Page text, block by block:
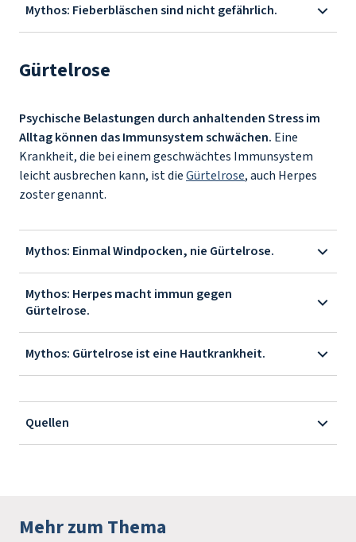
Mythos: Fieberbläschen sind nicht gefährlich.
Gürtelrose
Psychische Belastungen durch anhaltenden Stress im
Alltag können das Immunsystem schwächen. Eine
Krankheit, die bei einem geschwächtes Immunsystem
leicht ausbrechen kann, ist dieGürtelrose, auch Herpes
zoster genannt.
Mythos: Einmal Windpocken, nie Gürtelrose.
Mythos: Herpes macht immun gegen
Gürtelrose.
Mythos: Gürtelrose ist eine Hautkrankheit.
Quellen
Mehr zum Thema